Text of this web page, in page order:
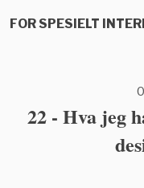
FOR SPESIELT
22 - Hva jeg